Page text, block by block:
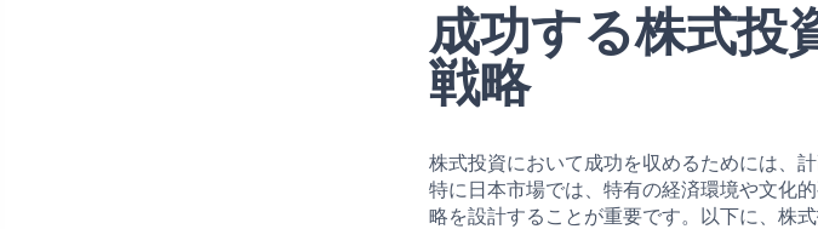
成功する株式投
戦略
株式投資において成功を収めるためには、
特に日本市場では、特有の経済環境や文化
略を設計することが重要です。以下に、株